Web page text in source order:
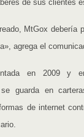
de sus clientes
MtGox debería
agrega el
en 2009 y
se guarda en
de internet